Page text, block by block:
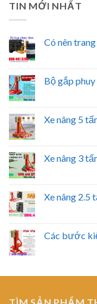
TIN MỚI NHẤT
Có nên
Bộ gắp
Xe nâng 5
Xe nâng 3
Xe nâng 2.5
Các bước